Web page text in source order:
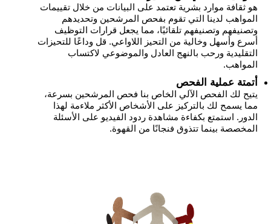
هو ثقافة موارد بشرية تعتمد على البيانات من خلال تقييمات
المواهب لدينا التي تقوم بفحص المرشحين وتحديدهم
وتصنيفهم وتصنيفهم تلقائيًا، مما يجعل قرارات التوظيف
أسرع وأسهل وخالية من التحيز اللاواعي. قل وداعًا للتحيزات
التقليدية ورحب بالنهج العادل والموضوعي لاكتساب
المواهب.
أتمتة عملية الفحص
يتيح لك الفحص الآلي الخاص بنا فحص المرشحين بسرعة،
مما يسمح لك بالتركيز على الأشخاص الأكثر ملاءمة لهذا
الدور. استمتع بكفاءة مشاهدة ردود الفيديو على الأسئلة
المخصصة بينما تتذوق فنجانًا من القهوة.